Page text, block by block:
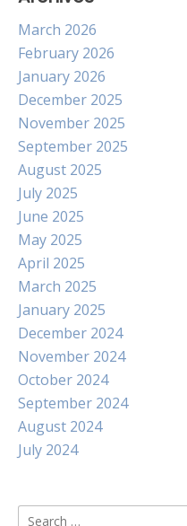
March 2026
February 2026
January 2026
December 2025
November 2025
September 2025
August 2025
July 2025
June 2025
May 2025
April 2025
March 2025
January 2025
December 2024
November 2024
October 2024
September 2024
August 2024
July 2024
Search